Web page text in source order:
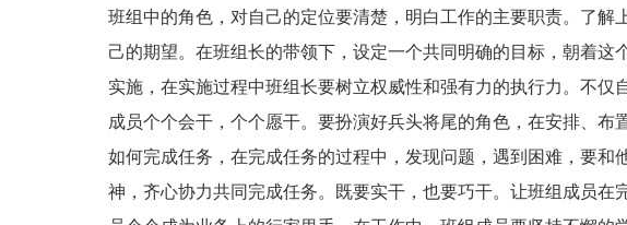
班组中的角色，对自己的定位要清楚，明白工作的主要职责。了解
己的期望。在班组长的带领下，设定一个共同明确的目标，朝着这
实施，在实施过程中班组长要树立权威性和强有力的执行力。不仅
成员个个会干，个个愿干。要扮演好兵头将尾的角色，在安排、布
如何完成任务，在完成任务的过程中，发现问题，遇到困难，要和
神，齐心协力共同完成任务。既要实干，也要巧干。让班组成员在